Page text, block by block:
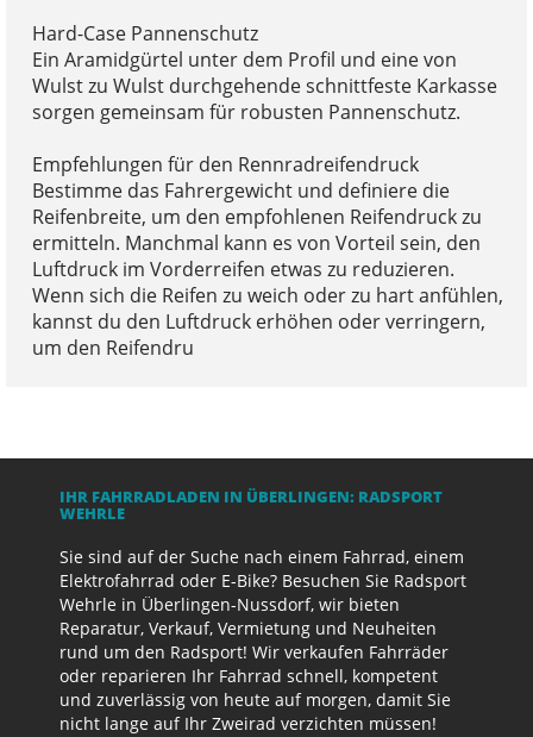
Hard-Case Pannenschutz
Ein Aramidgürtel unter dem Profil und eine von
Wulst zu Wulst durchgehende schnittfeste Karkasse
sorgen gemeinsam für robusten Pannenschutz.
Empfehlungen für den Rennradreifendruck
Bestimme das Fahrergewicht und definiere die
Reifenbreite, um den empfohlenen Reifendruck zu
ermitteln. Manchmal kann es von Vorteil sein, den
Luftdruck im Vorderreifen etwas zu reduzieren.
Wenn sich die Reifen zu weich oder zu hart anfühlen,
kannst du den Luftdruck erhöhen oder verringern,
um den Reifendru
IHR FAHRRADLADEN IN ÜBERLINGEN: RADSPORT
WEHRLE
Sie sind auf der Suche nach einem Fahrrad, einem
Elektrofahrrad oder E-Bike? Besuchen Sie Radsport
Wehrle in Überlingen-Nussdorf, wir bieten
Reparatur, Verkauf, Vermietung und Neuheiten
rund um den Radsport! Wir verkaufen Fahrräder
oder reparieren Ihr Fahrrad schnell, kompetent
und zuverlässig von heute auf morgen, damit Sie
nicht lange auf Ihr Zweirad verzichten müssen!